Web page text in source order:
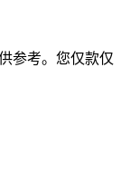
参考。您仅款仅